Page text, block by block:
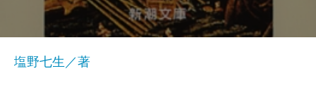
塩野七生／著